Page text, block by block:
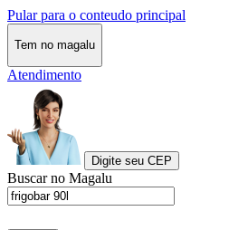
Pular para o conteudo principal
Tem no magalu
Atendimento
Digite seu CEP
Buscar no Magalu